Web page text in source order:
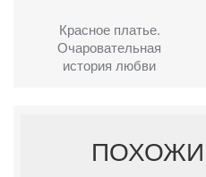
Красное платье.
Очаровательная
история любви